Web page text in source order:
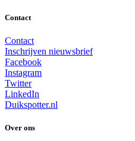
Contact
Contact
Inschrijven nieuwsbrief
Facebook
Instagram
Twitter
LinkedIn
Duikspotter.nl
Over ons